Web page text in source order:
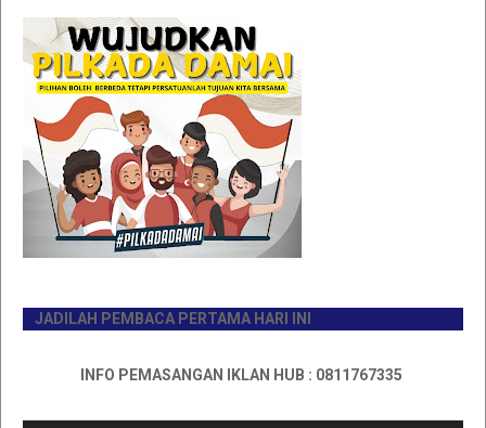
JADILAH PEMBACA PERTAMA HARI INI
INFO PEMASANGAN IKLAN HUB : 0811767335